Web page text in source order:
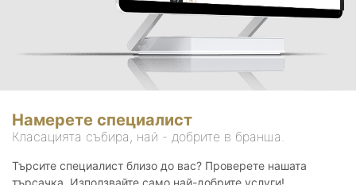
Намерете специалист
Класацията събира, най - добрите в бранша.
Търсите специалист близо до вас? Проверете нашата
търсачка. Използвайте само най-добрите услуги!